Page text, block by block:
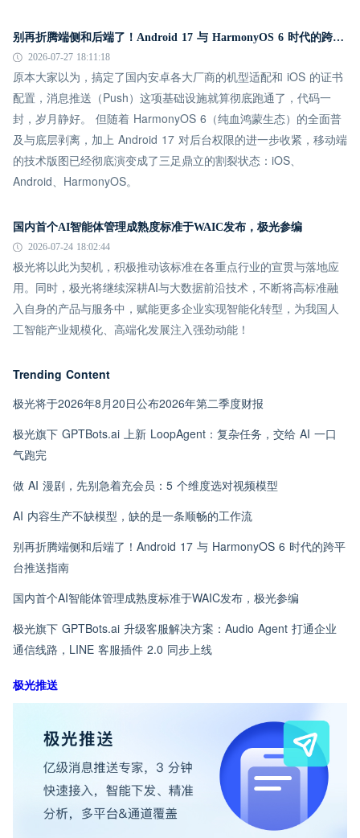
别再折腾端侧和后端了！Android 17 与 HarmonyOS 6 时代的跨平台推送指南
2026-07-27 18:11:18
原本大家以为，搞定了国内安卓各大厂商的机型适配和 iOS 的证书
配置，消息推送（Push）这项基础设施就算彻底跑通了，代码一
封，岁月静好。 但随着 HarmonyOS 6（纯血鸿蒙生态）的全面普
及与底层剥离，加上 Android 17 对后台权限的进一步收紧，移动端
的技术版图已经彻底演变成了三足鼎立的割裂状态：iOS、
Android、HarmonyOS。
国内首个AI智能体管理成熟度标准于WAIC发布，极光参编
2026-07-24 18:02:44
极光将以此为契机，积极推动该标准在各重点行业的宣贯与落地应
用。同时，极光将继续深耕AI与大数据前沿技术，不断将高标准融
入自身的产品与服务中，赋能更多企业实现智能化转型，为我国人
工智能产业规模化、高端化发展注入强劲动能！
Trending Content
极光将于2026年8月20日公布2026年第二季度财报
极光旗下 GPTBots.ai 上新 LoopAgent：复杂任务，交给 AI 一口
气跑完
做 AI 漫剧，先别急着充会员：5 个维度选对视频模型
AI 内容生产不缺模型，缺的是一条顺畅的工作流
别再折腾端侧和后端了！Android 17 与 HarmonyOS 6 时代的跨平
台推送指南
国内首个AI智能体管理成熟度标准于WAIC发布，极光参编
极光旗下 GPTBots.ai 升级客服解决方案：Audio Agent 打通企业
通信线路，LINE 客服插件 2.0 同步上线
极光推送